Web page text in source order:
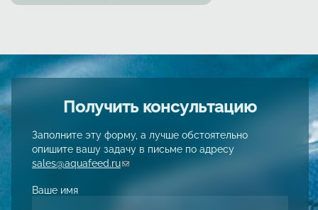
Получить консультацию
Заполните эту форму, а лучше обстоятельно
опишите вашу задачу в письме по адресу
sales@aquafeed.ru(link sends e-mail)
Ваше имя